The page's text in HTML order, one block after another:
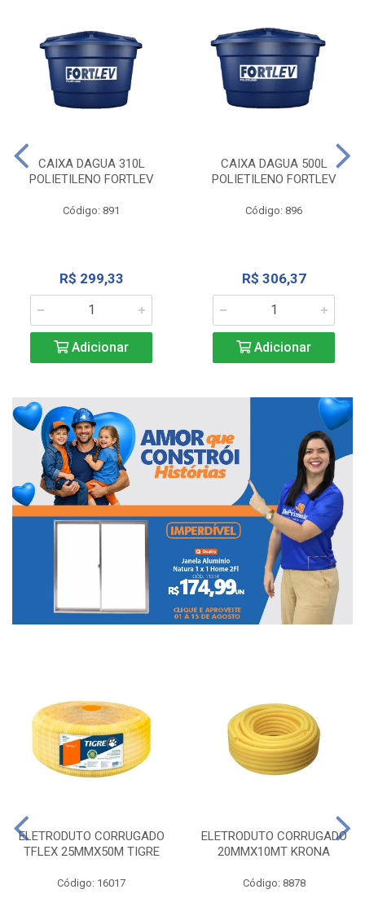
CAIXA DAGUA 310L
POLIETILENO FORTLEV
Código: 891
R$ 299,33
Adicionar
CAIXA DAGUA 500L
POLIETILENO FORTLEV
Código: 896
R$ 306,37
Adicionar
ELETRODUTO CORRUGADO
TFLEX 25MMX50M TIGRE
Código: 16017
ELETRODUTO CORRUGADO
20MMX10MT KRONA
Código: 8878